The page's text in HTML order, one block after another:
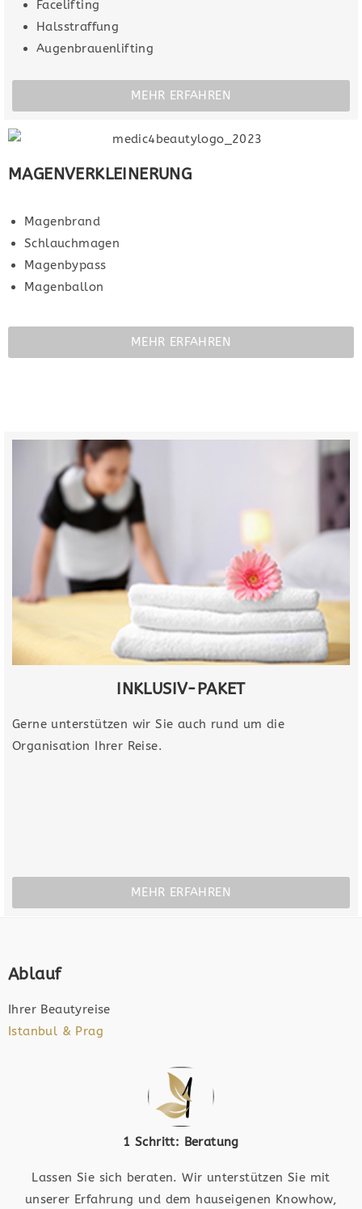
Facelifting
Halsstraffung
Augenbrauenlifting
MEHR ERFAHREN
MAGENVERKLEINERUNG
Magenbrand
Schlauchmagen
Magenbypass
Magenballon
MEHR ERFAHREN
INKLUSIV-PAKET​
Gerne unterstützen wir Sie auch rund um die
Organisation Ihrer Reise.
MEHR ERFAHREN
Ablauf
Ihrer Beautyreise
Istanbul & Prag
1 Schritt: Beratung
Lassen Sie sich beraten. Wir unterstützen Sie mit
unserer Erfahrung und dem hauseigenen Knowhow,